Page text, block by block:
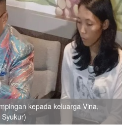
kepada keluarga Vina,